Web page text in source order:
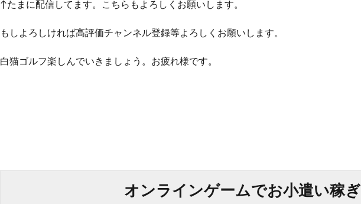
↑たまに配信してます。こちらもよろしくお願いします。
もしよろしければ高評価チャンネル登録等よろしくお願いします。
白猫ゴルフ楽しんでいきましょう。お疲れ様です。
オンラインゲームでお小遣い稼ぎ